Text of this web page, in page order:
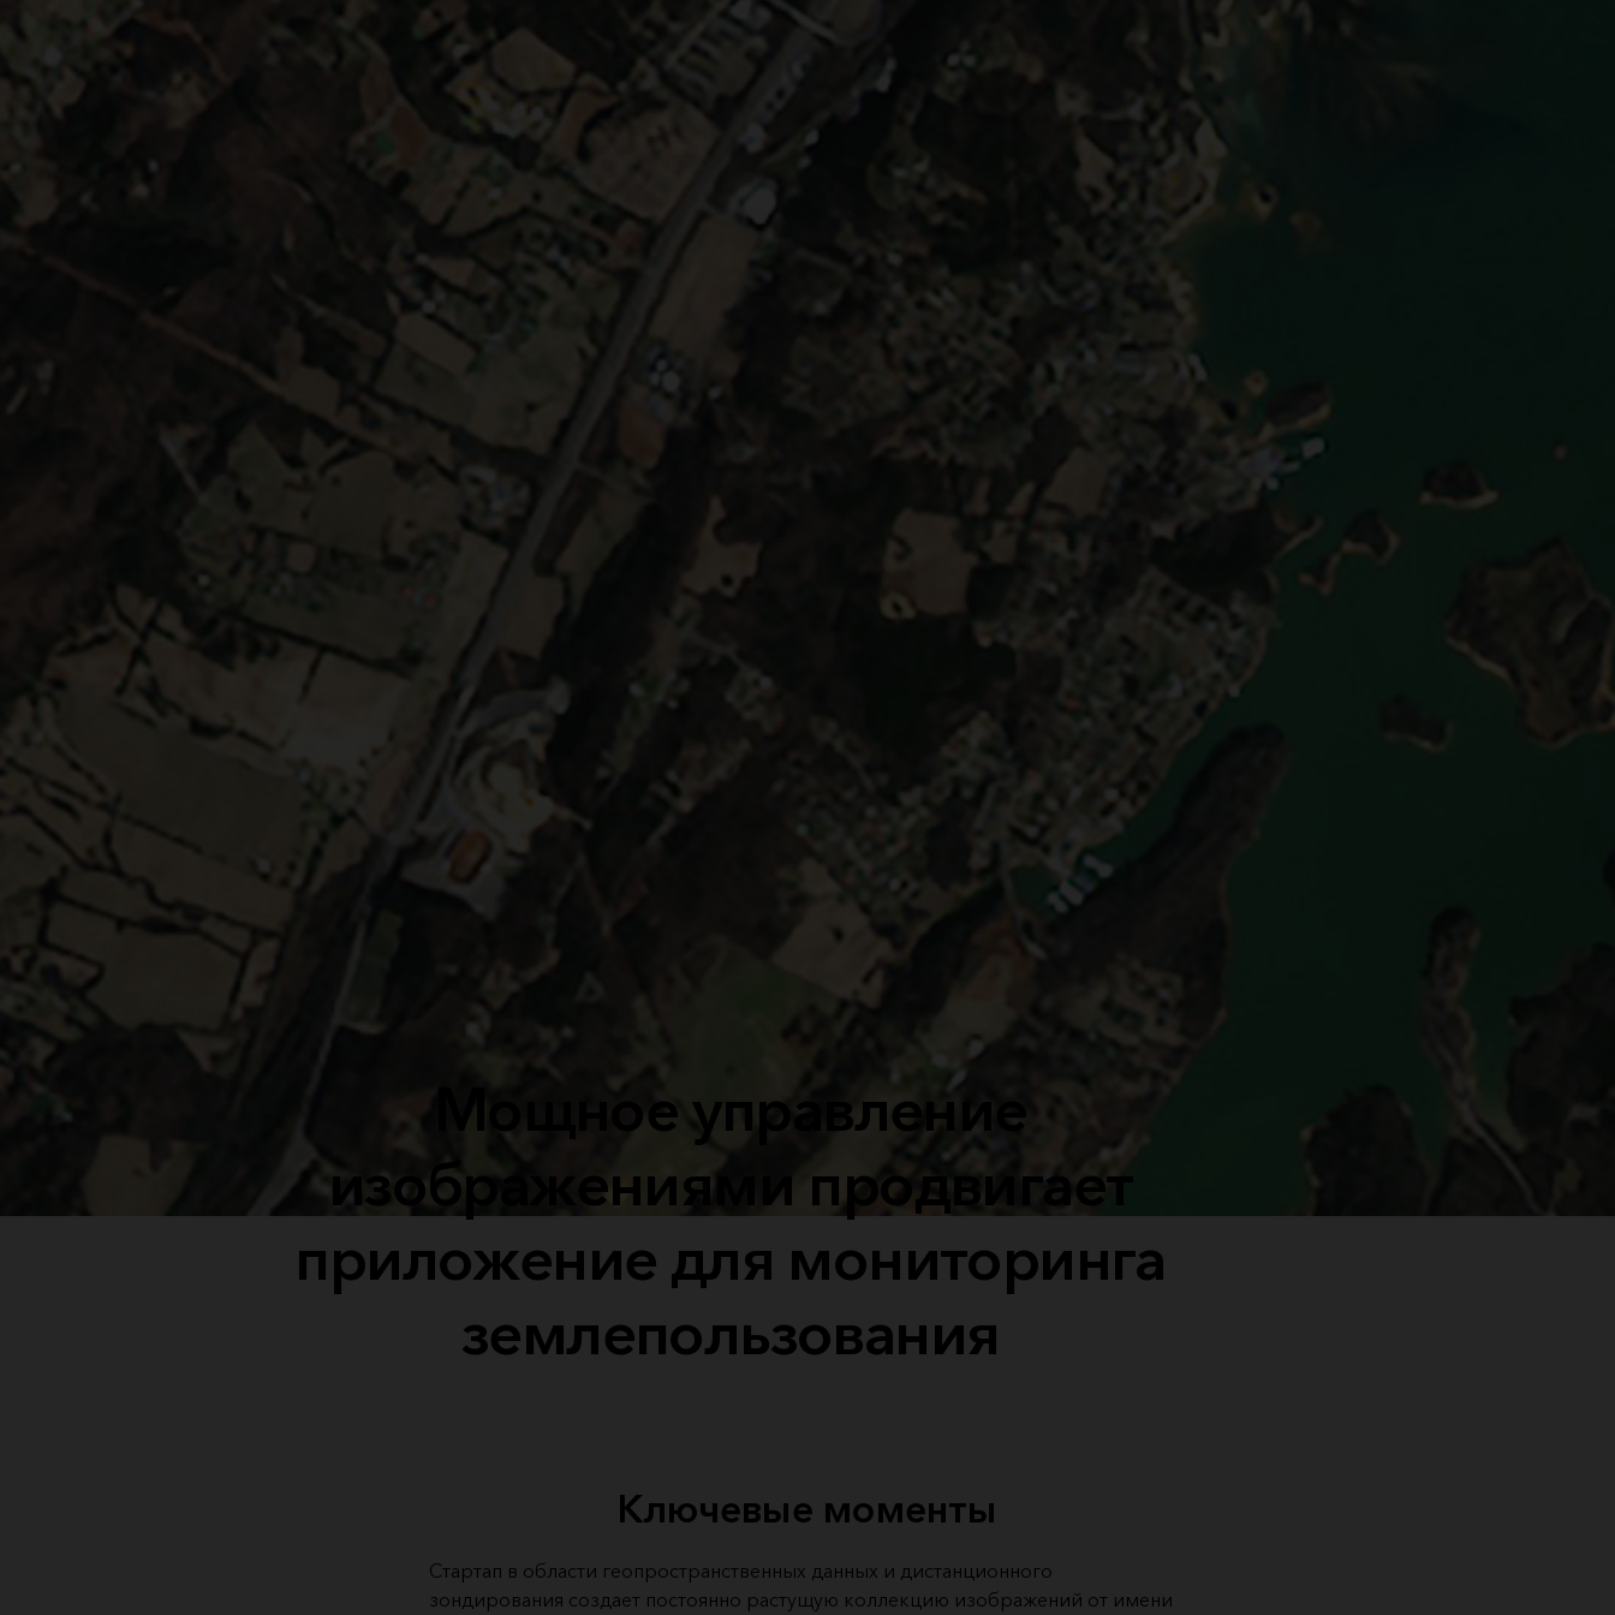
Мощное управление
изображениями продвигает
приложение для мониторинга
землепользования
Ключевые моменты
Стартап в области геопространственных данных и дистанционного
зондирования создает постоянно растущую коллекцию изображений от имени